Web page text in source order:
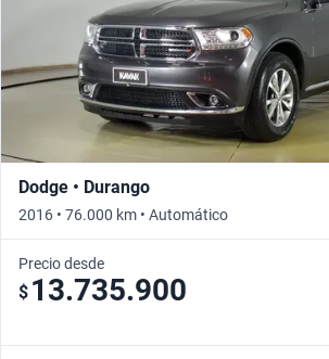
Dodge • Durango
2016 • 76.000 km • Automático
Precio desde
$ 13.735.900